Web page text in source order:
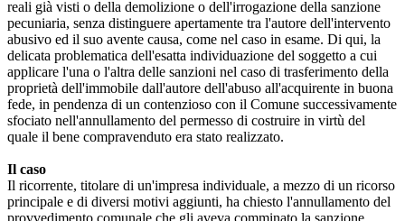
reali già visti o della demolizione o dell'irrogazione della sanzione
pecuniaria, senza distinguere apertamente tra l'autore dell'intervento
abusivo ed il suo avente causa, come nel caso in esame. Di qui, la
delicata problematica dell'esatta individuazione del soggetto a cui
applicare l'una o l'altra delle sanzioni nel caso di trasferimento della
proprietà dell'immobile dall'autore dell'abuso all'acquirente in buona
fede, in pendenza di un contenzioso con il Comune successivamente
sfociato nell'annullamento del permesso di costruire in virtù del
quale il bene compravenduto era stato realizzato.
Il caso
Il ricorrente, titolare di un'impresa individuale, a mezzo di un ricorso
principale e di diversi motivi aggiunti, ha chiesto l'annullamento del
provvedimento comunale che gli aveva comminato la sanzione